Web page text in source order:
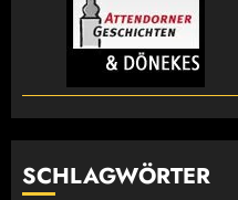
SCHLAGWÖRTER